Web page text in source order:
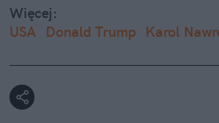
Więcej:
USA
Donald Trump Karol